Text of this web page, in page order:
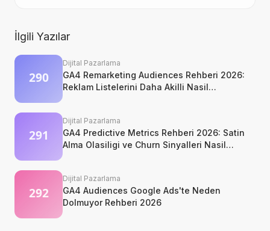
İlgili Yazılar
Dijital Pazarlama
GA4 Remarketing Audiences Rehberi 2026:
Reklam Listelerini Daha Akilli Nasil
Dijital Pazarlama
GA4 Predictive Metrics Rehberi 2026: Satin
Alma Olasiligi ve Churn Sinyalleri Nasil
Dijital Pazarlama
GA4 Audiences Google Ads'te Neden
Dolmuyor Rehberi 2026